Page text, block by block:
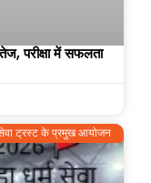
परीक्षा में सफलता
सेवा ट्रस्ट के प्रमुख आयोजन